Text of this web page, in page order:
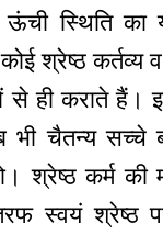
स्थिति का
श्रेष्ठ कर्तव्य
से ही कराते
भी चैतन्य सच्चे
कर्म की
स्वयं श्रेष्ठ